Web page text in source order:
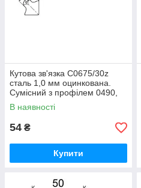
Кутова зв'язка С0675/30z
сталь 1,0 мм оцинкована.
Сумісний з профілем 0490,
Slam-Lid System
В наявності
54 ₴
Купити